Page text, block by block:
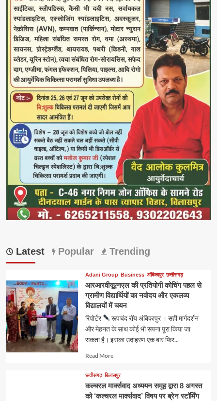
Latest Popular Trending
Adani Group Business अंबिकापुर छत्तीसगढ़
आरआरवीयूएनएल की प्रतियोगी कोचिंग पहल से
ग्रामीण विद्यार्थियों का नवोदय और एकलव्य
विद्यालयों में चयन
रिपोर्टर
रूपचंद रॉय अंबिकापुर । सही मार्गदर्शन
और मेहनत के साथ कोई भी सपना पूरा किया जा
सकता है। इसका उदाहरण एक बार फिर...
Read MoreRead
about
छत्तीसगढ़ बिलासपुर
कल्चरल मार्क्सवाद अध्ययन समूह द्वारा 8 अगस्त
को ‘कल्चरल मार्क्सवाद’ विषय पर ब्रेन स्टॉर्मिंग